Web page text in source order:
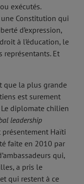
exécutés.
une Constitution qui
d’expression,
à l’éducation, le
Et
que la plus grande
est surement
diplomate chilien
leadership
Haïti
faite en 2010 par
qui,
a pris le
qui restent à ce